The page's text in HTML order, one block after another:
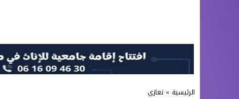
الرئيسية » تعازي